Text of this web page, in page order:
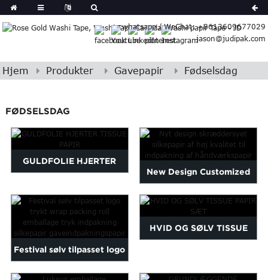
whatsapp / WeChat: +8613609677029
jason@judipak.com
German
Japanese
Basque
Azerbaijani
Bulgarian
Finnish
Hebrew
Igbo
Khmer
Maltese
Hjem Produkter Gavepapir Fødselsdag
FØDSELSDAG
GULDFOLIE HJERTER
New Design Customized
High Quality Tissue Paper...
Festival sølv tilpasset logo
trykt wrap pa...
HVID OG SØLV TISSUE